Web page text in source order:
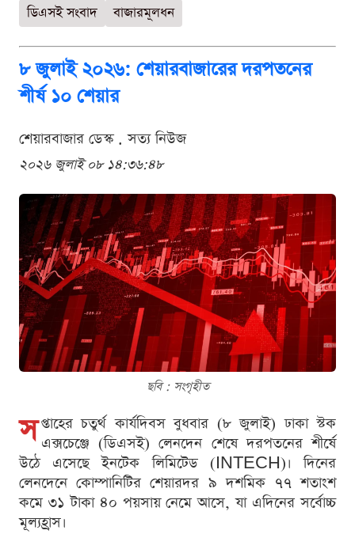
ডিএসই সংবাদ বাজারমূলধন
৮ জুলাই ২০২৬: শেয়ারবাজারের দরপতনের
শীর্ষ ১০ শেয়ার
শেয়ারবাজার ডেস্ক . সত্য নিউজ
২০২৬ জুলাই ০৮ ১৪:৩৬:৪৮
ছবি : সংগৃহীত
স প্তাহের চতুর্থ কার্যদিবস বুধবার (৮ জুলাই) ঢাকা স্টক
এক্সচেঞ্জে (ডিএসই) লেনদেন শেষে দরপতনের শীর্ষে
উঠে এসেছে ইনটেক লিমিটেড (INTECH)। দিনের
লেনদেনে কোম্পানিটির শেয়ারদর ৯ দশমিক ৭৭ শতাংশ
কমে ৩১ টাকা ৪০ পয়সায় নেমে আসে, যা এদিনের সর্বোচ্চ
মূল্যহ্রাস।